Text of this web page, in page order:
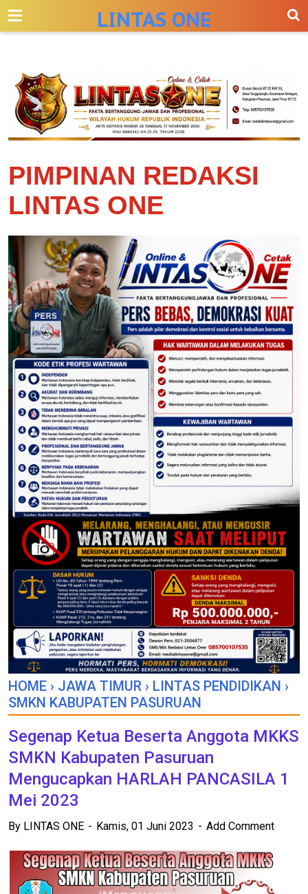
--> LINTAS ONE
PIMPINAN REDAKSI
LINTAS ONE
HOME › JAWA TIMUR › LINTAS PENDIDIKAN ›
SMKN KABUPATEN PASURUAN
Segenap Ketua Beserta Anggota MKKS
SMKN Kabupaten Pasuruan
Mengucapkan HARLAH PANCASILA 1
Mei 2023
By LINTAS ONE Kamis, 01 Juni 2023 Add Comment